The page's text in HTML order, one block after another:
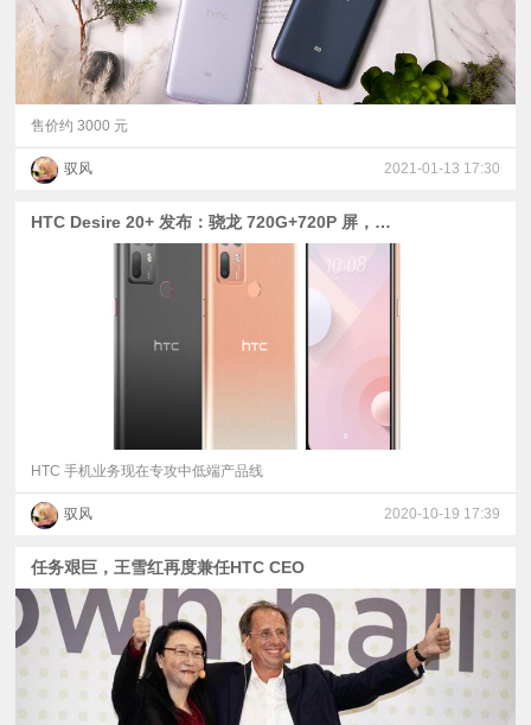
题
售价约 3000 元
驭风 2021-01-13 17:30
HTC Desire 20+ 发布：骁龙 720G+720P 屏，售价近两千
HTC 手机业务现在专攻中低端产品线
驭风 2020-10-19 17:39
任务艰巨，王雪红再度兼任HTC CEO